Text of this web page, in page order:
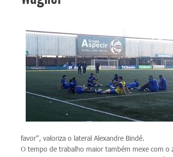
favor", valoriza o lateral Alexandre Bindé.
O tempo de trabalho maior também mexe com o